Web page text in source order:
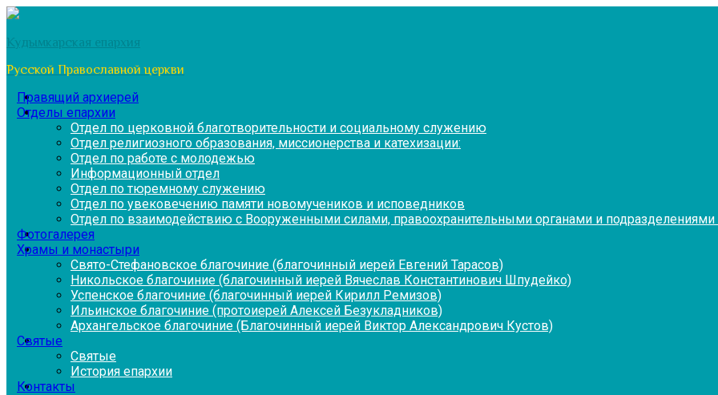
Перейти
содержимому
Кудымкарская епархия
Русской Православной церкви
Правящий архиерей
Отделы епархии
Отдел по церковной благотворительности и социальному служению
Отдел религиозного образования, миссионерства и катехизации:
Отдел по работе с молодежью
Информационный отдел
Отдел по тюремному служению
Отдел по увековечению памяти новомучеников и исповедников
Отдел по взаимодействию с Вооруженными силами, правоохранительными органами и
Фотогалерея
Храмы и монастыри
Свято-Стефановское благочиние (благочинный иерей Евгений Тарасов)
Никольское благочиние (благочинный иерей Вячеслав Константинович Шпудейко)
Успенское благочиние (благочинный иерей Кирилл Ремизов)
Ильинское благочиние (протоиерей Алексей Безукладников)
Архангельское благочиние (Благочинный иерей Виктор Александрович Кустов)
Святые
Святые
История епархии
Контакты